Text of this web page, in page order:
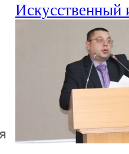
Искусственный